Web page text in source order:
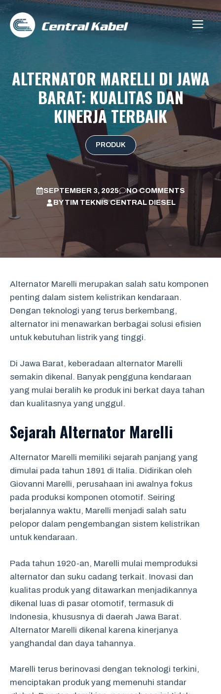
Skip
content
ALTERNATOR MARELLI DI JAWA
BARAT: KUALITAS DAN
KINERJA TERBAIK
PRODUK
SEPTEMBER 3, 2025
NO COMMENTS
BYTIM TEKNIS CENTRAL DIESEL
Alternator Marelli merupakan salah satu komponen
penting dalam sistem kelistrikan kendaraan.
Dengan teknologi yang terus berkembang,
alternator ini menawarkan berbagai solusi efisien
untuk kebutuhan listrik yang tinggi.
Di Jawa Barat, keberadaan alternator Marelli
semakin dikenal. Banyak pengguna kendaraan
yang mulai beralih ke produk ini berkat daya tahan
dan kualitasnya yang unggul.
Sejarah Alternator Marelli
Alternator Marelli memiliki sejarah panjang yang
dimulai pada tahun 1891 di Italia. Didirikan oleh
Giovanni Marelli, perusahaan ini awalnya fokus
pada produksi komponen otomotif. Seiring
berjalannya waktu, Marelli menjadi salah satu
pelopor dalam pengembangan sistem kelistrikan
untuk kendaraan.
Pada tahun 1920-an, Marelli mulai memproduksi
alternator dan suku cadang terkait. Inovasi dan
kualitas produk yang ditawarkan menjadikannya
dikenal luas di pasar otomotif, termasuk di
Indonesia, khususnya di daerah Jawa Barat.
Alternator Marelli dikenal karena kinerjanya
yanghandal dan daya tahannya.
Marelli terus berinovasi dengan teknologi terkini,
menciptakan produk yang memenuhi standar